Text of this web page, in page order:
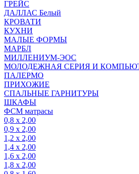
ГРЕЙС
ДАЛЛАС Белый
КРОВАТИ
КУХНИ
МАЛЫЕ ФОРМЫ
МАРБЛ
МИЛЛЕНИУМ-ЭОС
МОЛОДЕЖНАЯ СЕРИЯ И
ПАЛЕРМО
ПРИХОЖИЕ
СПАЛЬНЫЕ ГАРНИТУРЫ
ШКАФЫ
ФСМ матрасы
0,8 х 2,00
0,9 х 2,00
1,2 х 2,00
1,4 х 2,00
1,6 х 2,00
1,8 х 2,00